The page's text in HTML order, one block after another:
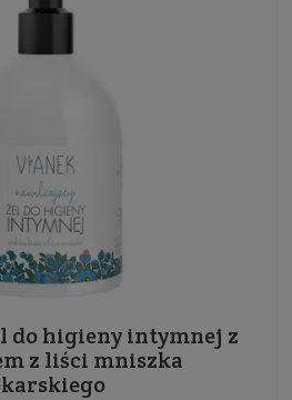
do higieny intymnej z
z liści mniszka